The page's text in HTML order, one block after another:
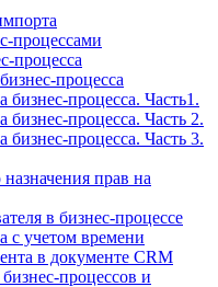
процессами
процесса
процесса
бизнес-процесса. Часть1.
бизнес-процесса. Часть 2.
бизнес-процесса. Часть 3.
прав на
в бизнес-процессе
с учетом времени
в документе CRM
процессов и